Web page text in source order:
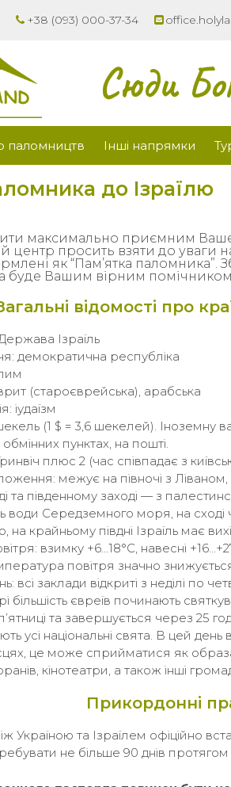
+38 (093) 000-37-34
Сюди
паломництв Інші напрямки
до Ізраїлю
максимально приємним Ваше
центр просить взяти до уваги
як “Пам’ятка паломника”.
буде Вашим вірним помічником
відомості про
Ізраїль
демократична республіка
(староєврейська), арабська
іудаїзм
(1 $ = 3,6 шекелей). Іноземну
пунктах, на пошті.
плюс 2 (час співпадає з
межує на півночі з Ліваном,
та південному заході — з
води Середземного моря, на сході
крайньому півдні Ізраїль має
взимку +6…18°С, навесні
повітря значно
всі заклади відкриті з неділі по
більшість євреїв починають
та завершується через 25
усі національні свята. В цей
це може сприйматися як
кінотеатри, а також інші
Прикордонні
Україною та Ізраїлем офіційно
не більше 90 днів протягом